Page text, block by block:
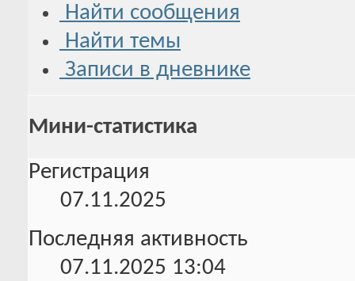
Найти сообщения
Найти темы
Записи в дневнике
Мини-статистика
Регистрация
07.11.2025
Последняя активность
07.11.2025 13:04